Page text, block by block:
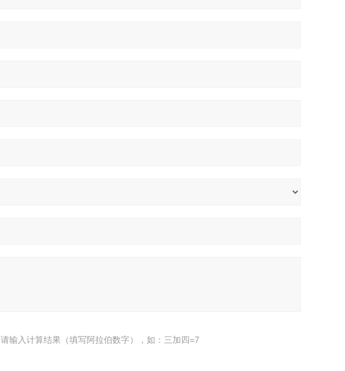
请输入计算结果（填写阿拉伯数字），如：三加四=7